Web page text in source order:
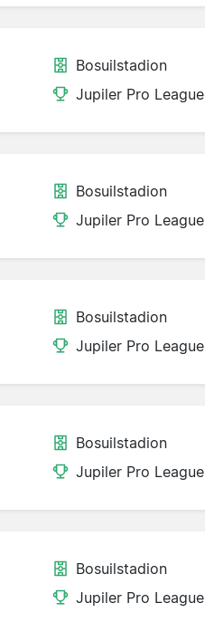
Bosuilstadion
Jupiler Pro League
Bosuilstadion
Jupiler Pro League
Bosuilstadion
Jupiler Pro League
Bosuilstadion
Jupiler Pro League
Bosuilstadion
Jupiler Pro League